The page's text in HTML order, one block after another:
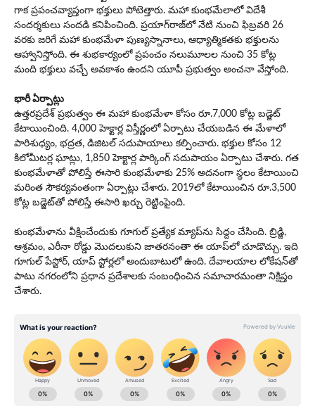
గాక ప్రపంచవ్యాప్తంగా భక్తులు పోటెత్తారు. మహా కుంభమేలాలో విదేశీ
సందర్శకులు సందడి కనిపించింది. ప్ర‌యాగ్‌రాజ్‌లో నేటి నుంచి ఫిబ్రవరి 26
వరకు జరిగే మహా కుంభమేళా పుణ్యస్నానాలు, ఆధ్యాత్మికతకు భక్తులను
ఆహ్వానిస్తోంది. ఈ శుభకార్యంలో ప్రపంచం నలుమూలల నుంచి 35 కోట్ల
మంది భక్తులు వచ్చే అవకాశం ఉందని యూపీ ప్రభుత్వం అంచనా వేస్తోంది.
భారీ ఏర్పాట్లు
ఉత్తరప్రదేశ్ ప్రభుత్వం ఈ మహా కుంభమేళా కోసం రూ.7,000 కోట్ల బడ్జెట్
కేటాయించింది. 4,000 హెక్టార్ల విస్తీర్ణంలో ఏర్పాటు చేయబడిన ఈ మేళాలో
పారిశుధ్యం, భద్రత, డిజిటల్ సదుపాయాలు క‌ల్పించారు. భక్తుల కోసం 12
కిలోమీటర్ల ఘాట్లు, 1,850 హెక్టార్ల పార్కింగ్ స‌దుపాయం ఏర్పాటు చేశారు. గత
కుంభమేళాతో పోలిస్తే ఈసారి కుంభమేళాకు 25% అదనంగా స్థలం కేటాయించి
మరింత సౌకర్యవంతంగా ఏర్పాట్లు చేశారు. 2019లో కేటాయించిన రూ.3,500
కోట్ల బడ్జెట్‌తో పోలిస్తే ఈసారి ఖర్చు రెట్టింపైంది.
కుంభమేళాను వీక్షించేందుకు గూగుల్‌ ప్రత్యేక మ్యాప్‌ను సిద్దం చేసింది. బ్రిడ్జి,
ఆశ్రమం, ఎరీనా రోడ్డు మొదలుకుని జాతరనంతా ఈ యాప్‌లో చూడొచ్చు. ఇది
గూగుల్‌ పేస్టోర్, యాప్‌ స్టోర్లలో అందుబాటులో ఉంది. దేవాలయాల లోకేషన్‌తో
పాటు నగరంలోని ప్రధాన ప్రదేశాలకు సంబంధించిన సమాచారమంతా నిక్షిప్తం
చేశారు.